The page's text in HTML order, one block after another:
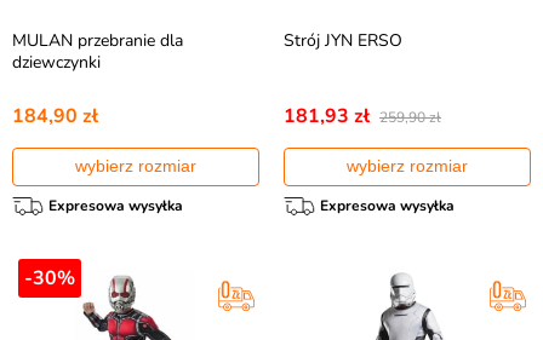
MULAN przebranie dla
dziewczynki
184,90 zł
wybierz rozmiar
Expresowa wysyłka
Strój JYN ERSO
181,93 zł 259,90 zł
wybierz rozmiar
Expresowa wysyłka
-30%